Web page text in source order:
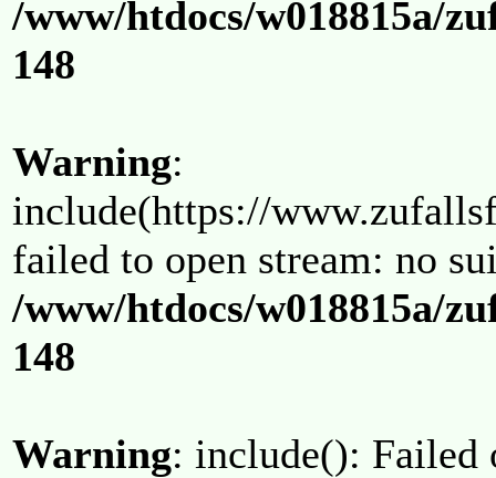
/www/htdocs/w018815a/
148
Warning:
include(https://
failed to open stream: no
/www/htdocs/w018815a/
148
Warning: include(): Failed